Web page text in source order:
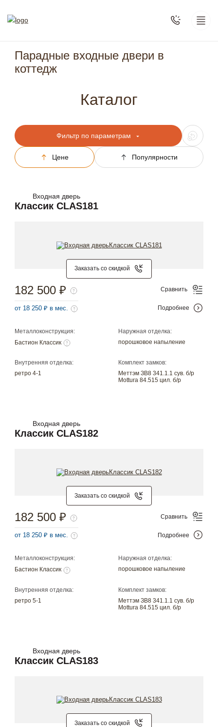
Парадные входные двери в
коттедж
Каталог
Фильтр по параметрам
Цене Популярности
Входная дверь
Классик CLAS181
Заказать со скидкой
Металлоконструкция:
Бастион Классик
Наружная отделка:
порошковое напыление
Внутренняя отделка:
ретро 4-1
Комплект замков:
Меттэм ЗВ8 341.1.1 сув. б/р
Mottura 84.515 цил. б/р
182 500 ₽
от 18 250 ₽ в мес.
Сравнить
Подробнее
Входная дверь
Классик CLAS182
Заказать со скидкой
Металлоконструкция:
Бастион Классик
Наружная отделка:
порошковое напыление
Внутренняя отделка:
ретро 5-1
Комплект замков:
Меттэм ЗВ8 341.1.1 сув. б/р
Mottura 84.515 цил. б/р
182 500 ₽
от 18 250 ₽ в мес.
Сравнить
Подробнее
Входная дверь
Классик CLAS183
Заказать со скидкой